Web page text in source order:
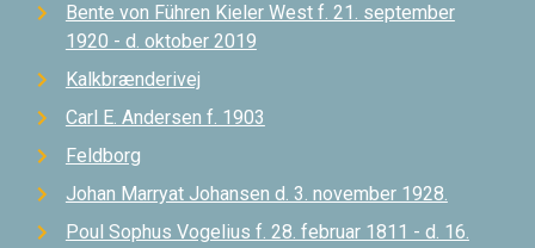
Bente von Führen Kieler West f. 21. september
1920 - d. oktober 2019
Kalkbrænderivej
Carl E. Andersen f. 1903
Feldborg
Johan Marryat Johansen d. 3. november 1928.
Poul Sophus Vogelius f. 28. februar 1811 - d. 16.